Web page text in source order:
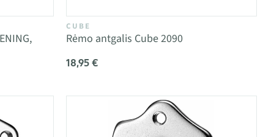
CUBE
Rėmo antgalis Cube 2090
18,95 €